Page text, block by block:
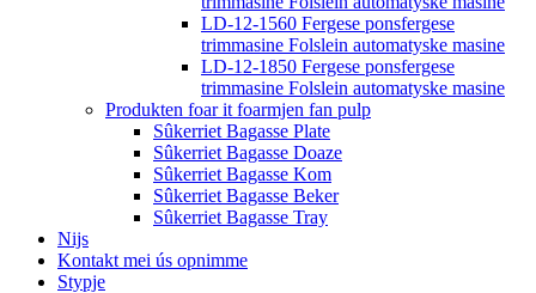
LD-12-1560 Fergese ponsfergese
trimmasine Folslein automatyske masine
LD-12-1850 Fergese ponsfergese
trimmasine Folslein automatyske masine
Produkten foar it foarmjen fan pulp
Sûkerriet Bagasse Plate
Sûkerriet Bagasse Doaze
Sûkerriet Bagasse Kom
Sûkerriet Bagasse Beker
Sûkerriet Bagasse Tray
Nijs
Kontakt mei ús opnimme
Stypje